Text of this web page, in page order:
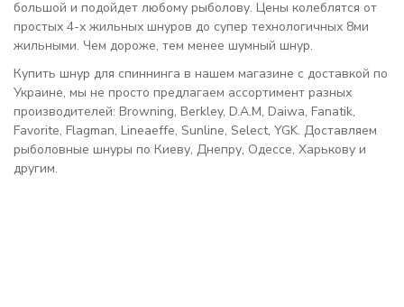
большой и подойдет любому рыболову. Цены колеблятся от
простых 4-х жильных шнуров до супер технологичных 8ми
жильными. Чем дороже, тем менее шумный шнур.
Купить шнур для спиннинга в нашем магазине с доставкой по
Украине, мы не просто предлагаем ассортимент разных
производителей: Browning, Berkley, D.A.M, Daiwa, Fanatik,
Favorite, Flagman, Lineaeffe, Sunline, Select, YGK. Доставляем
рыболовные шнуры по Киеву, Днепру, Одессе, Харькову и
другим.